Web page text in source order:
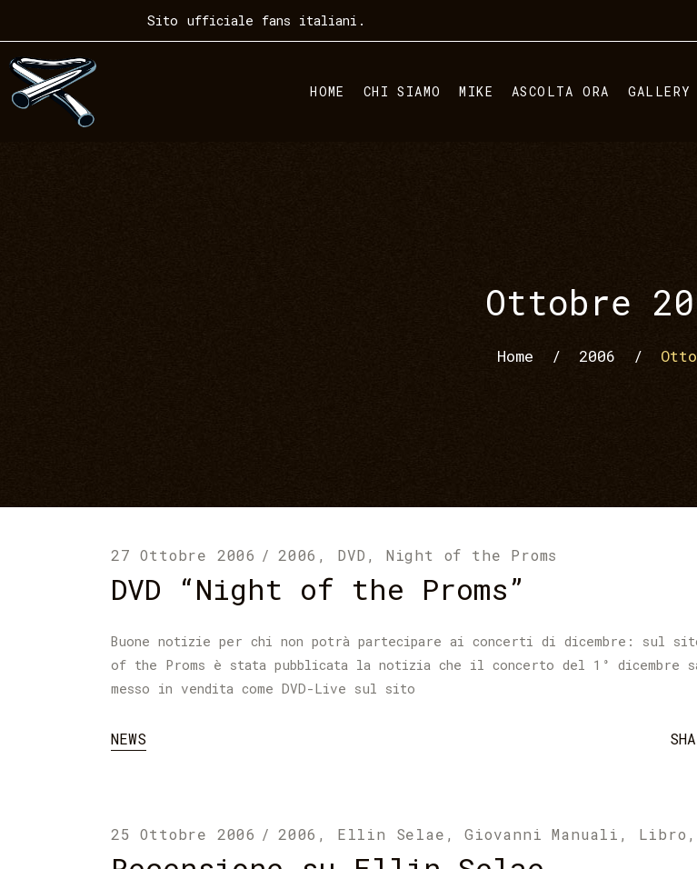
Sito ufficiale fans italiani.
HOME CHI SIAMO MIKE ASCOLTA ORA GALLERY
Ottobre
Home / 2006 /
27 Ottobre 2006 2006 , DVD , Night of the Proms
DVD “Night of the Proms”
Buone notizie per chi non potrà partecipare ai concerti di dicembre: sul
of the Proms è stata pubblicata la notizia che il concerto del 1° dicembre
messo in vendita come DVD-Live sul sito
NEWS
25 Ottobre 2006 2006 , Ellin Selae ,Giovanni Manuali , Libro ,